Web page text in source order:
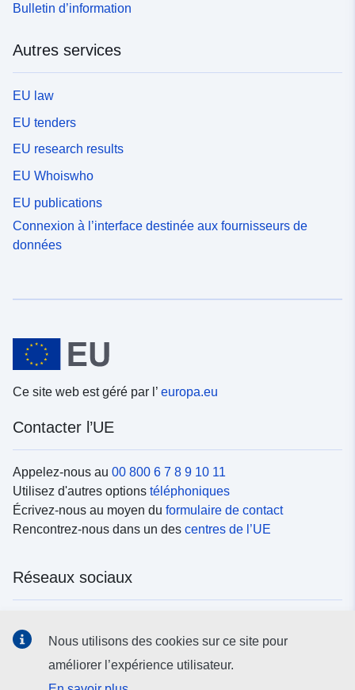
Bulletin d’information
Autres services
EU law
EU tenders
EU research results
EU Whoiswho
EU publications
Connexion à l’interface destinée aux fournisseurs de
données
Ce site web est géré par l’ europa.eu
Contacter l’UE
Appelez-nous au 00 800 6 7 8 9 10 11
Utilisez d'autres options téléphoniques
Écrivez-nous au moyen du formulaire de contact
Rencontrez-nous dans un des centres de l’UE
Réseaux sociaux
Institutions et organes de l’UE
Nous utilisons des cookies sur ce site pour
améliorer l’expérience utilisateur.